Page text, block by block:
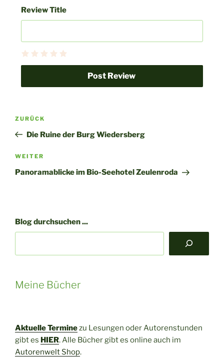
Review Title
ZURÜCK
Die Ruine der Burg Wiedersberg
Nächster
Beitrag
WEITER
Panoramablicke im Bio-Seehotel Zeulenroda
Blog durchsuchen ...
Meine Bücher
Aktuelle Terminezu Lesungen oder Autorenstunden
gibt es HIER. Alle Bücher gibt es online auch im
Autorenwelt Shop.